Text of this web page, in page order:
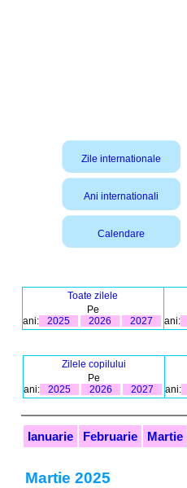
Zile internationale
Ani internationali
Calendare
Toate zilele
Pe
ani:
2025 2026 2027
ani:
Zilele copilului
Pe
ani:
2025 2026 2027
ani:
Ianuarie Februarie Martie
Martie 2025